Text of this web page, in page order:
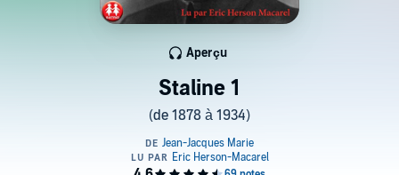
Staline 1
(de 1878 à 1934)
Aperçu